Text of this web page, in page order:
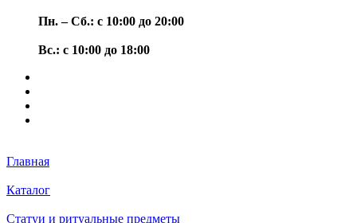
Пн. – Сб.: с 10:00 до 20:00
Вс.: с 10:00 до 18:00
Главная
Каталог
Статуи и ритуальные предметы